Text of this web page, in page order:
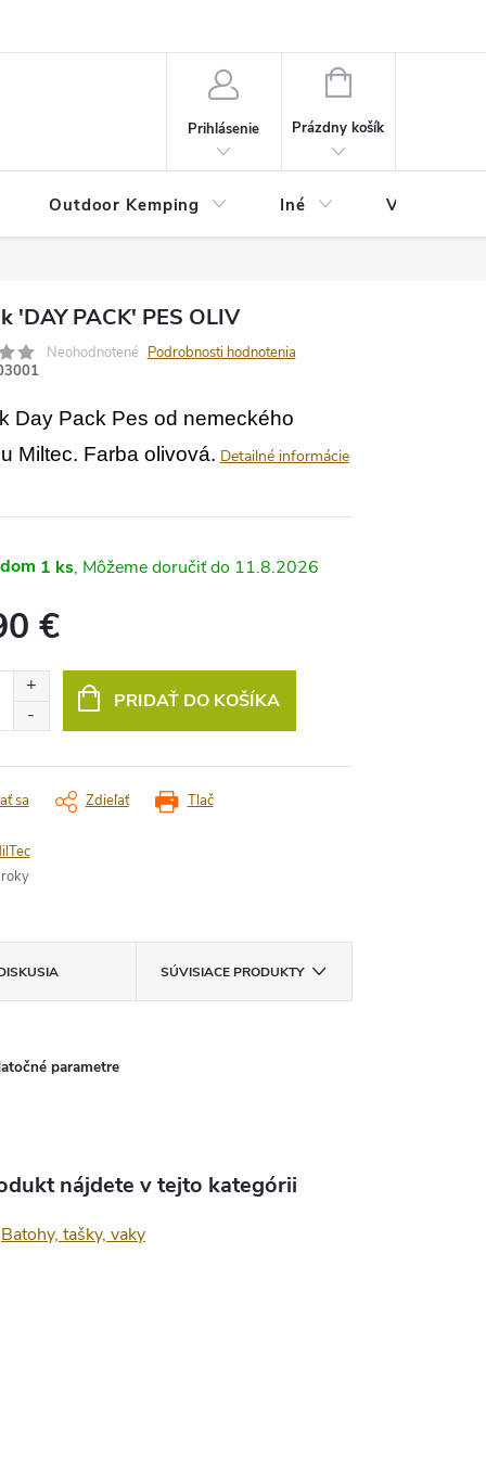
Prihlásenie
NÁKUPNÝ
Prázdny košík
Outdoor Kemping Iné Veľkostná
'DAY PACK' PES OLIV
Neohodnotené Podrobnosti hodnotenia
Day Pack Pes od nemeckého
Miltec. Farba olivová. Detailné informácie
1 ks 11.8.2026
€
PRIDAŤ DO KOŠÍKA
Tlač
sa Zdieľať
SÚVISIACE PRODUKTY
parametre
nájdete v tejto kategórii
Batohy, tašky, vaky